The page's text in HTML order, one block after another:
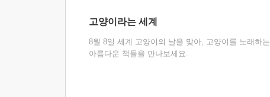
고양이라는 세계
8월 8일 세계 고양이의 날을 맞아, 고양이를 노래하는
아름다운 책들을 만나보세요.